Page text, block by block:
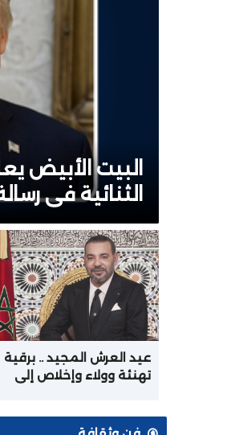
البيت الأبيض
الثنائية في
عيد العرش المجيد .. برقية
تهنئة وولاء وإخلاص إلى